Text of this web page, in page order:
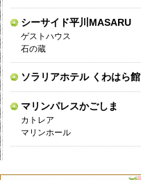
シーサイド平川MASARU
ゲストハウス
石の蔵
ソラリアホテル くわはら館
マリンパレスかごしま
カトレア
マリンホール